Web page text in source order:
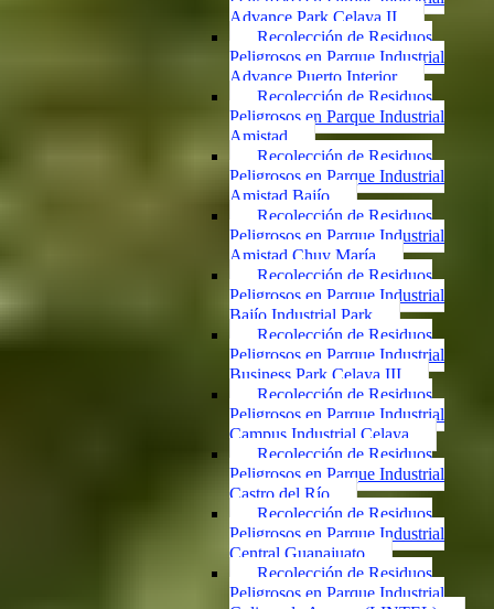
Advance Park Celaya II
Recolección de Residuos
Peligrosos en Parque Industrial
Advance Puerto Interior
Recolección de Residuos
Peligrosos en Parque Industrial
Amistad
Recolección de Residuos
Peligrosos en Parque Industrial
Amistad Bajío
Recolección de Residuos
Peligrosos en Parque Industrial
Amistad Chuy María
Recolección de Residuos
Peligrosos en Parque Industrial
Bajío Industrial Park
Recolección de Residuos
Peligrosos en Parque Industrial
Business Park Celaya III
Recolección de Residuos
Peligrosos en Parque Industrial
Campus Industrial Celaya
Recolección de Residuos
Peligrosos en Parque Industrial
Castro del Río
Recolección de Residuos
Peligrosos en Parque Industrial
Central Guanajuato
Recolección de Residuos
Peligrosos en Parque Industrial